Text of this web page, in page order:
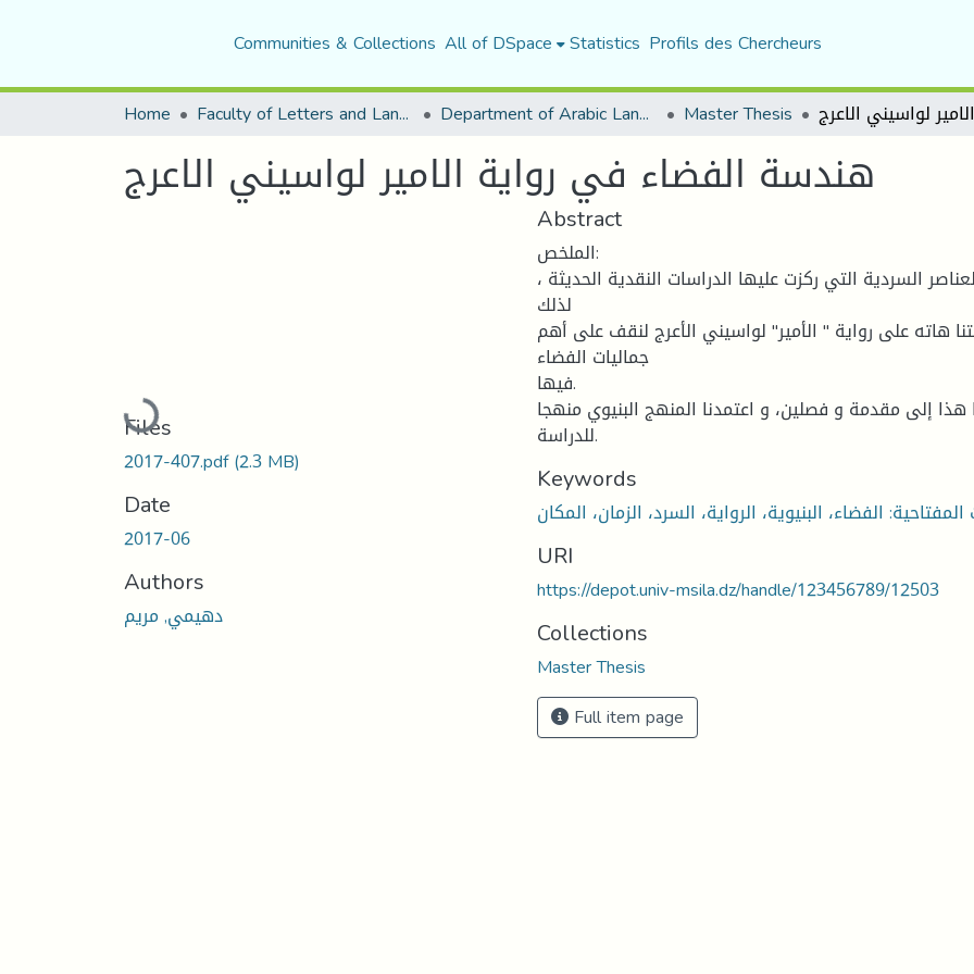
Communities & Collections All of DSpace Statistics Profils des Chercheurs
Home Faculty of Letters and Languages Department of Arabic Language and Literature Master Thesis
هندسة الفضاء في رواية الامير لواسيني الاعرج
Loading...
Files
2017-407.pdf(2.3 MB)
Date
2017-06
Authors
دهيمي, مريم
Abstract
الملخص:
السردية التي ركزت عليها الدراسات النقدية الحديثة ،
لذلك
هاته على رواية " الأمير" لواسيني الأعرج لنقف على أهم
جماليات الفضاء
فيها.
هذا إلى مقدمة و فصلين، و اعتمدنا المنهج البنيوي منهجا
للدراسة.
Keywords
URI
https://depot.univ-msila.dz/handle/123456789/12503
Collections
Master Thesis
Full item page